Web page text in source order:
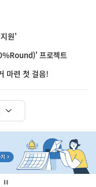
원'
프로젝트
마련 첫 걸음!